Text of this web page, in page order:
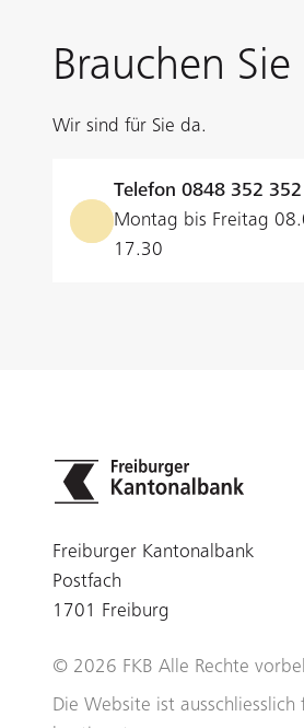
Brauchen
Wir sind für Sie da.
Telefon 0848 352 352
Montag bis Freitag
17.30
Freiburger Kantonalbank
Postfach
1701 Freiburg
© 2026 FKB Alle Rechte
Die Website ist